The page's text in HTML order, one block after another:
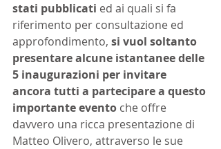
stati pubblicati ed ai quali si fa
riferimento per consultazione ed
approfondimento, si vuol soltanto
presentare alcune istantanee delle
5 inaugurazioni per invitare
ancora tutti a partecipare a questo
importante evento che offre
davvero una ricca presentazione di
Matteo Olivero, attraverso le sue